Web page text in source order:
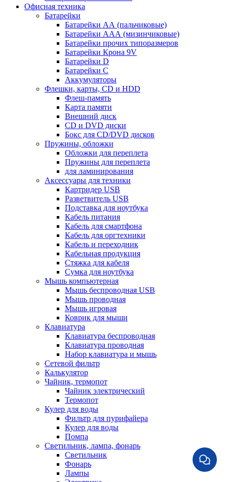
Офисная техника
Батарейки
Батарейки АА (пальчиковые)
Батарейки ААА (мизинчиковые)
Батарейки прочих типоразмеров
Батарейки Крона 9V
Батарейки D
Батарейки С
Аккумуляторы
Флешки, карты, CD и HDD
Флеш-память
Карта памяти
Внешний диск
CD и DVD диски
Бокс для CD/DVD дисков
Пружины, обложки
Обложки для переплета
Пружины для переплета
для ламинирования
Аксессуары для техники
Картридер USB
Разветвитель USB
Подставка для ноутбука
Кабель питания
Кабель для смартфона
Кабель для оргтехники
Кабель и переходник
Кабельная продукция
Стяжка для кабеля
Сумка для ноутбука
Мышь компьютерная
Мышь беспроводная USB
Мышь проводная
Мышь игровая
Коврик для мыши
Клавиатура
Клавиатура беспроводная
Клавиатура проводная
Набор клавиатура и мышь
Сетевой фильтр
Калькулятор
Чайник, термопот
Чайник электрический
Термопот
Кулер для воды
Фильтр для пурифайера
Кулер для воды
Помпа
Светильник, лампа, фонарь
Светильник
Фонарь
Лампы